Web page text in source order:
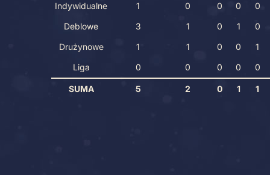
Indywidualne 1 0 0 0
0
Deblowe
3 1 0 1
0
Drużynowe
1 1 0 0
1
Liga
0 0 0 0 0
SUMA 5 2 0 1 1